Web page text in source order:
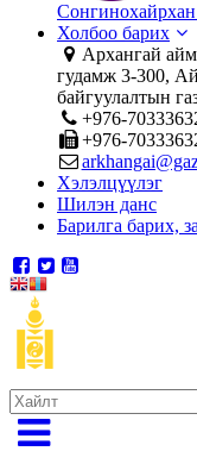
Холбоо барих
Архангай
гудамж 3-300,
байгуулалтын
+976-
+976-
Хэлэлцүүлэг
Шилэн данс
Барилга барих,